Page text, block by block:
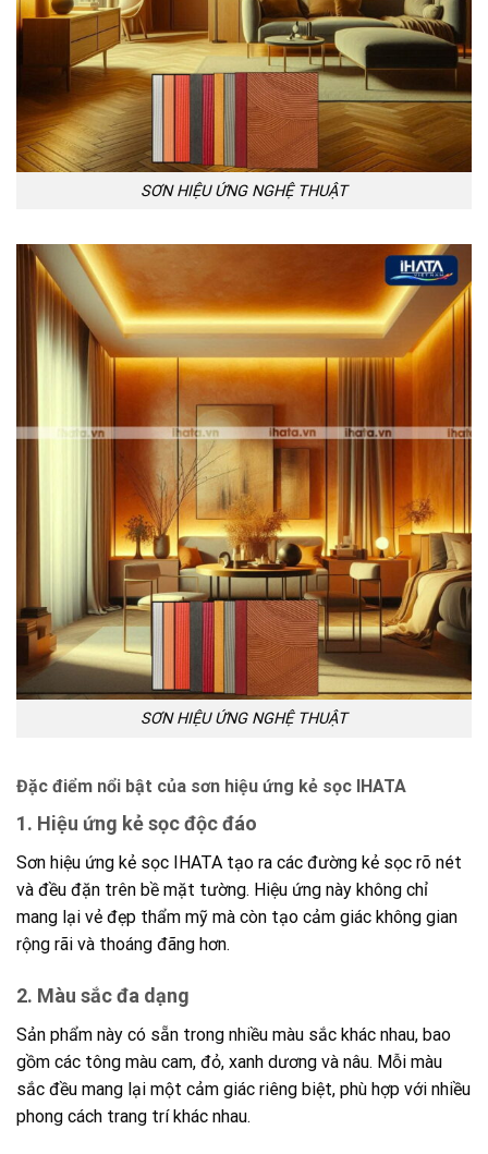
SƠN HIỆU ỨNG NGHỆ THUẬT
SƠN HIỆU ỨNG NGHỆ THUẬT
Đặc điểm nổi bật của sơn hiệu ứng kẻ sọc IHATA
1. Hiệu ứng kẻ sọc độc đáo
Sơn hiệu ứng kẻ sọc IHATA tạo ra các đường kẻ sọc rõ nét
và đều đặn trên bề mặt tường. Hiệu ứng này không chỉ
mang lại vẻ đẹp thẩm mỹ mà còn tạo cảm giác không gian
rộng rãi và thoáng đãng hơn.
2. Màu sắc đa dạng
Sản phẩm này có sẵn trong nhiều màu sắc khác nhau, bao
gồm các tông màu cam, đỏ, xanh dương và nâu. Mỗi màu
sắc đều mang lại một cảm giác riêng biệt, phù hợp với nhiều
phong cách trang trí khác nhau.